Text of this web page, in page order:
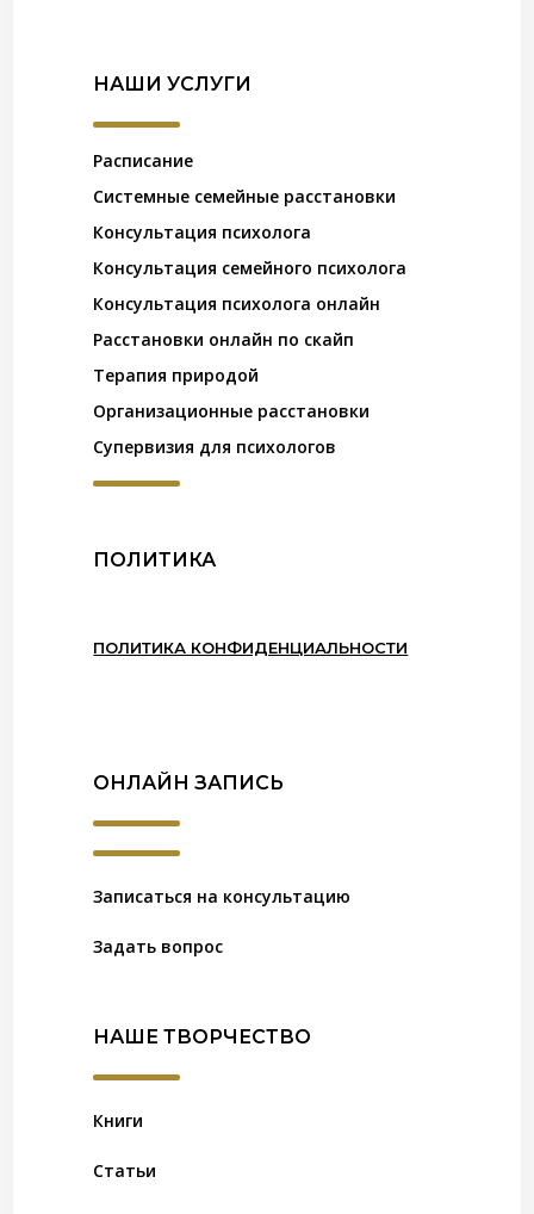
НАШИ УСЛУГИ
Расписание
Системные семейные расстановки
Консультация психолога
Консультация семейного психолога
Консультация психолога онлайн
Расстановки онлайн по скайп
Терапия природой
Организационные расстановки
Супервизия для психологов
ПОЛИТИКА
ПОЛИТИКА КОНФИДЕНЦИАЛЬНОСТИ
ОНЛАЙН ЗАПИСЬ
Записаться на консультацию
Задать вопрос
НАШЕ ТВОРЧЕСТВО
Книги
Статьи